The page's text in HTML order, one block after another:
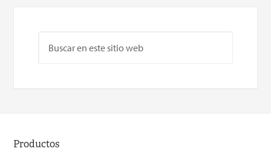
Productos